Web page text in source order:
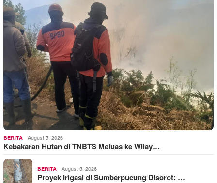
BERITA August 5, 2026
Kebakaran Hutan di TNBTS Meluas ke Wilay…
BERITA August 5, 2026
Proyek Irigasi di Sumberpucung Disorot: …